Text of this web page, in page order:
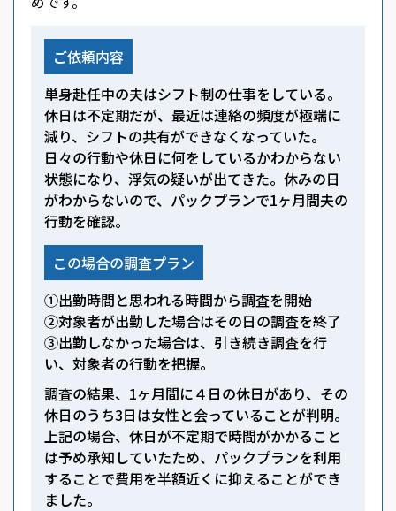
ご依頼内容
単身赴任中の夫はシフト制の仕事をしている。
休日は不定期だが、最近は連絡の頻度が極端に
減り、シフトの共有ができなくなっていた。
日々の行動や休日に何をしているかわからない
状態になり、浮気の疑いが出てきた。休みの日
がわからないので、パックプランで1ヶ月間夫の
行動を確認。
この場合の調査プラン
①出勤時間と思われる時間から調査を開始
②対象者が出勤した場合はその日の調査を終了
③出勤しなかった場合は、引き続き調査を行
い、対象者の行動を把握。
調査の結果、1ヶ月間に４日の休日があり、その
休日のうち3日は女性と会っていることが判明。
上記の場合、休日が不定期で時間がかかること
は予め承知していたため、パックプランを利用
することで費用を半額近くに抑えることができ
ました。